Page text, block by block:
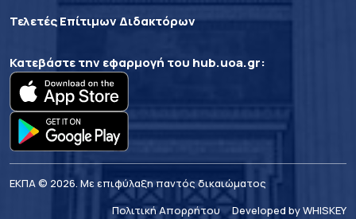
Τελετές Επίτιμων Διδακτόρων
Κατεβάστε την εφαρμογή του hub.uoa.gr:
ΕΚΠΑ © 2026. Με επιφύλαξη παντός δικαιώματος
Πολιτική Απορρήτου
Developed by WHISKEY